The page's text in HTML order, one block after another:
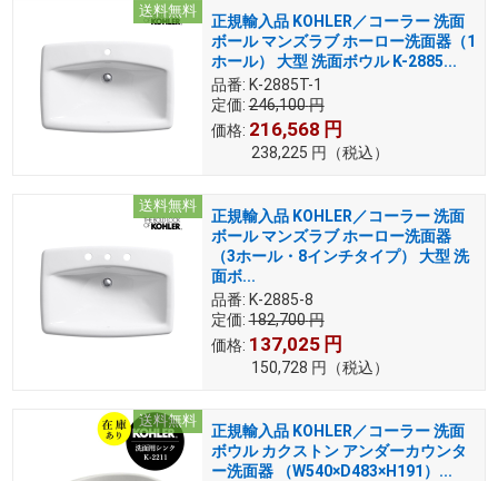
送料無料
正規輸入品 KOHLER／コーラー 洗面
ボール マンズラブ ホーロー洗面器（1
ホール） 大型 洗面ボウル K-2885...
品番: K-2885T-1
定価: 246,100円
価格: 216,568 円
238,225 円 （税込）
送料無料
正規輸入品 KOHLER／コーラー 洗面
ボール マンズラブ ホーロー洗面器
（3ホール・8インチタイプ） 大型 洗
面ボ...
品番: K-2885-8
定価: 182,700円
価格: 137,025 円
150,728 円 （税込）
送料無料
正規輸入品 KOHLER／コーラー 洗面
ボウル カクストン アンダーカウンタ
ー洗面器 （W540×D483×H191）...